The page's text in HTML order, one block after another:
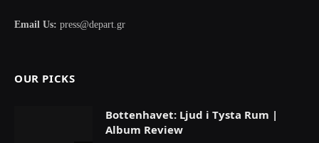
Email Us: press@depart.gr
OUR PICKS
Bottenhavet: Ljud i Tysta Rum |
Album Review